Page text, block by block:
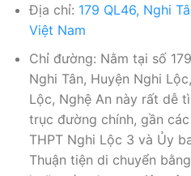
Địa chỉ: 179 QL46, Nghi
Việt Nam
Chỉ đường: Nằm tại số
Nghi Tân, Huyện Nghi
Lộc, Nghệ An này rất dễ
trục đường chính, gần
THPT Nghi Lộc 3 và Ủy
Thuận tiện di chuyển